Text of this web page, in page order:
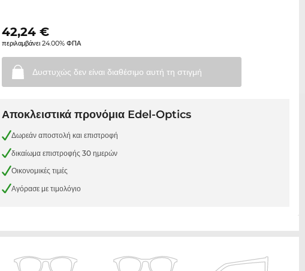
42,24 €
περιλαμβάνει 24.00% ΦΠΑ
Δυστυχώς δεν είναι διαθέσιμο αυτή τη στιγμή
Αποκλειστικά προνόμια Edel-Optics
Δωρεάν αποστολή και επιστροφή
δικαίωμα επιστροφής 30 ημερών
Οικονομικές τιμές
Αγόρασε με τιμολόγιο